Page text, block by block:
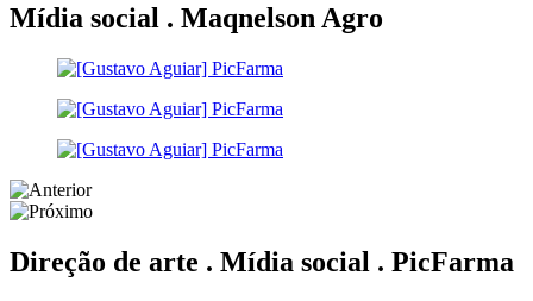
Mídia social . Maqnelson Agro
Direção de arte . Mídia social . PicFarma